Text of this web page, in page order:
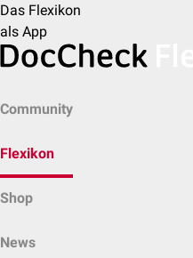
Das Flexikon
als App
Community
Flexikon
Shop
News